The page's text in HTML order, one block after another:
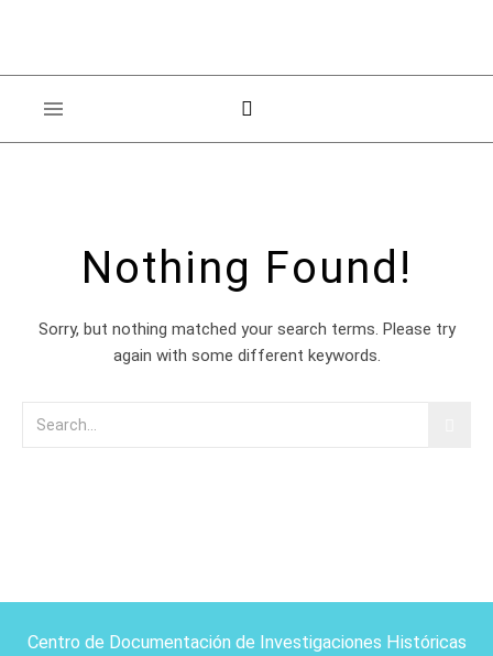
Nothing Found!
Sorry, but nothing matched your search terms. Please try
again with some different keywords.
Centro de Documentación de Investigaciones Históricas